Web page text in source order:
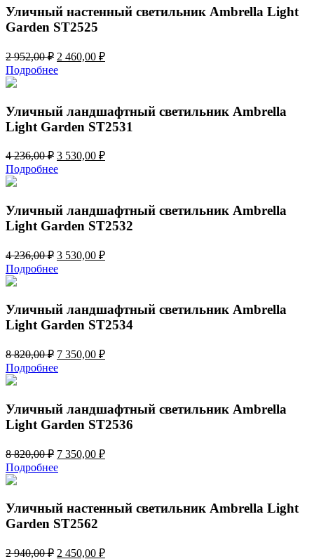
952,00 ₽.
Уличный настенный светильник Ambrella Light
Garden ST2525
2 952,00₽ Первоначальная
цена
составляла
952,00 ₽.
2 460,00 ₽Текущая
Подробнее
Уличный ландшафтный светильник Ambrella
Light Garden ST2531
4 236,00₽ Первоначальная
цена
составляла
236,00 ₽.
3 530,00 ₽Текущая
Подробнее
Уличный ландшафтный светильник Ambrella
Light Garden ST2532
4 236,00₽ Первоначальная
цена
составляла
236,00 ₽.
3 530,00 ₽Текущая
Подробнее
Уличный ландшафтный светильник Ambrella
Light Garden ST2534
8 820,00₽ Первоначальная
цена
составляла
820,00 ₽.
7 350,00 ₽Текущая
Подробнее
Уличный ландшафтный светильник Ambrella
Light Garden ST2536
8 820,00₽ Первоначальная
цена
составляла
820,00 ₽.
7 350,00 ₽Текущая
Подробнее
Уличный настенный светильник Ambrella Light
Garden ST2562
2 940,00₽ Первоначальная
2 450,00 ₽Текущая